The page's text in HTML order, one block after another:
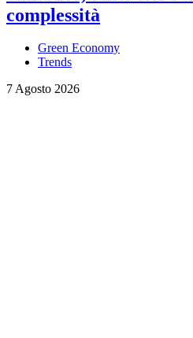
complessità
Green Economy
Trends
7 Agosto 2026